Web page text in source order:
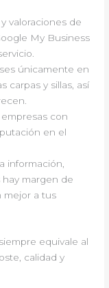
valoraciones de
My Business
únicamente en
carpas y sillas, así
con
en el
información,
margen de
mejor a tus
equivale al
calidad y